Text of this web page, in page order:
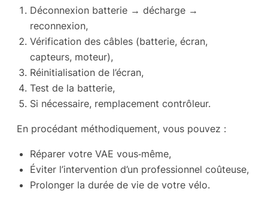
Déconnexion batterie → décharge →
reconnexion,
Vérification des câbles (batterie, écran,
capteurs, moteur),
Réinitialisation de l’écran,
Test de la batterie,
Si nécessaire, remplacement contrôleur.
En procédant méthodiquement, vous pouvez :
Réparer votre VAE vous‑même,
Éviter l’intervention d’un professionnel coûteuse,
Prolonger la durée de vie de votre vélo.